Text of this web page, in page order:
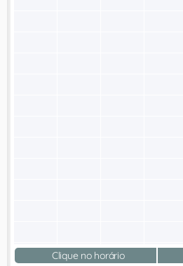
Clique no horário